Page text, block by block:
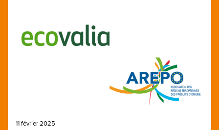
11 février 2025